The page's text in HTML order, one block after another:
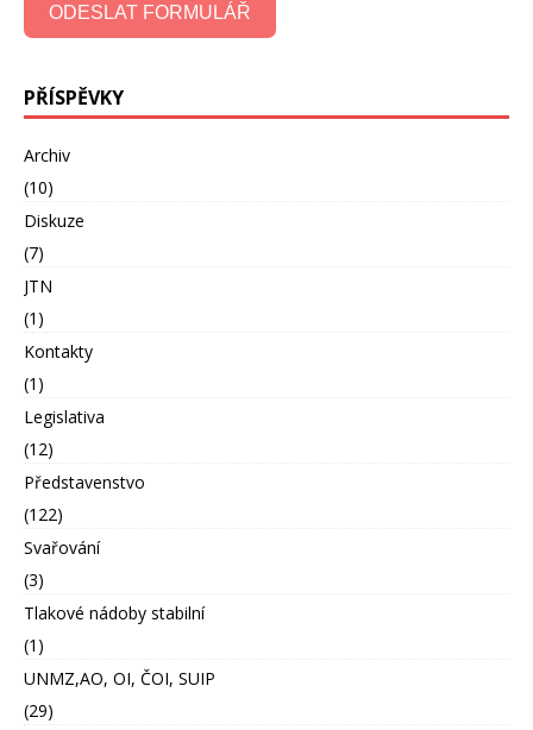
ODESLAT FORMULÁŘ
PŘÍSPĚVKY
Archiv
(10)
Diskuze
(7)
JTN
(1)
Kontakty
(1)
Legislativa
(12)
Představenstvo
(122)
Svařování
(3)
Tlakové nádoby stabilní
(1)
UNMZ,AO, OI, ČOI, SUIP
(29)